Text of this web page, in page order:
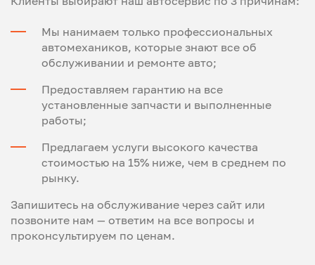
Мы нанимаем только профессиональных
автомехаников, которые знают все об
обслуживании и ремонте авто;
Предоставляем гарантию на все
установленные запчасти и выполненные
работы;
Предлагаем услуги высокого качества
стоимостью на 15% ниже, чем в среднем по
рынку.
Запишитесь на обслуживание через сайт или
позвоните нам — ответим на все вопросы и
проконсультируем по ценам.